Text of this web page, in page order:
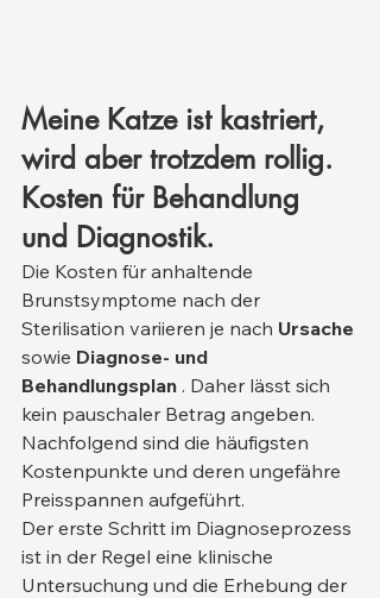
Meine Katze ist kastriert,
wird aber trotzdem rollig.
Kosten für Behandlung
und Diagnostik.
Die Kosten für anhaltende
Brunstsymptome nach der
Sterilisation variieren je nach Ursache
sowie Diagnose- und
Behandlungsplan . Daher lässt sich
kein pauschaler Betrag angeben.
Nachfolgend sind die häufigsten
Kostenpunkte und deren ungefähre
Preisspannen aufgeführt.
Der erste Schritt im Diagnoseprozess
ist in der Regel eine klinische
Untersuchung und die Erhebung der